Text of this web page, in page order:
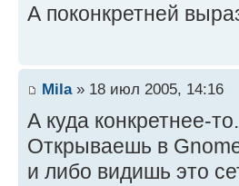
А поконкретней
Mila» 18 июл 2005, 14:16
А куда конкретнее-то.
Открываешь в
и либо видишь это